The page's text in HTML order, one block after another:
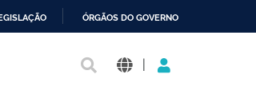
ÓRGÃOS DO GOVERNO
|